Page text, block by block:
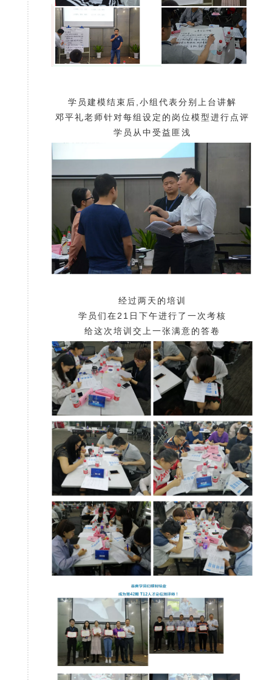
学员建模结束后,小组代表分别上台讲解
邓平礼老师针对每组设定的岗位模型进行点评
学员从中受益匪浅
经过两天的培训
学员们在21日下午进行了一次考核
给这次培训交上一张满意的答卷